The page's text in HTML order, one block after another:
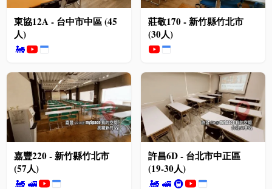
東協12A - 台中市中區 (45
人)
🚂
莊敬170 - 新竹縣竹北市
(30人)
嘉豐220 - 新竹縣竹北市
(57人)
🚂 🚅
許昌6D - 台北市中正區
(19-30人)
🚂 🚅🚇